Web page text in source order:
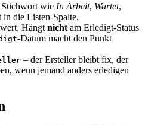
wie In Arbeit, Wartet,
in die Listen-Spalte.
Hängt nicht am Erledigt-Status
-Datum macht den Punkt
– der Ersteller bleibt fix, der
wenn jemand anders erledigen